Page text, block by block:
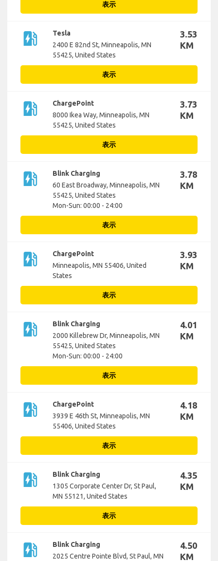
表示
ev_station
Tesla
2400 E 82nd St, Minneapolis, MN
55425, United States
3.53
KM
表示
ev_station
ChargePoint
8000 Ikea Way, Minneapolis, MN
55425, United States
3.73
KM
表示
ev_station
Blink Charging
60 East Broadway, Minneapolis, MN
55425, United States
Mon-Sun: 00:00 - 24:00
3.78
KM
表示
ev_station
ChargePoint
Minneapolis, MN 55406, United
States
3.93
KM
表示
ev_station
Blink Charging
2000 Killebrew Dr, Minneapolis, MN
55425, United States
Mon-Sun: 00:00 - 24:00
4.01
KM
表示
ev_station
ChargePoint
3939 E 46th St, Minneapolis, MN
55406, United States
4.18
KM
表示
ev_station
Blink Charging
1305 Corporate Center Dr, St Paul,
MN 55121, United States
4.35
KM
表示
ev_station
Blink Charging
2025 Centre Pointe Blvd, St Paul, MN
4.50
KM